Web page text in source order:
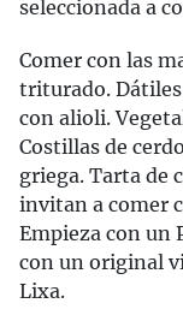
seleccionada a
Comer con las
triturado.
con alioli.
Costillas de
griega. Tarta de
invitan a comer
Empieza con un
con un original
Lixa.